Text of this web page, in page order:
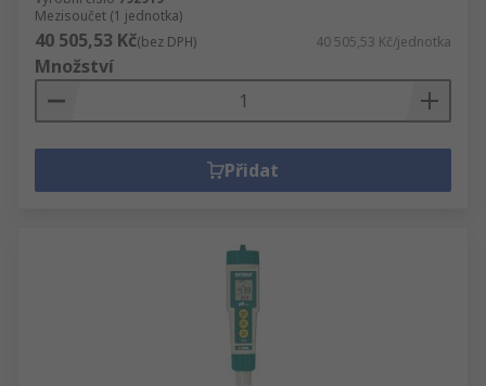
Mezisoučet (1 jednotka)
40 505,53 Kč(bez DPH) 40 505,53 Kč/jednotka
Množství
Přidat